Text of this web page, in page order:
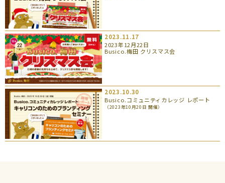
2023.11.17
2023年12月22日
Busico.梅田 クリスマス会
2023.10.30
Busico.コミュニティカレッジ レポート
（2023年10月20日 開催）